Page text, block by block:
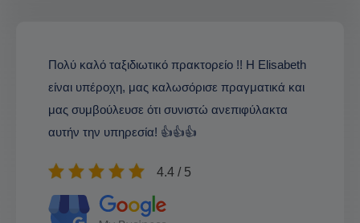
Πολύ καλό ταξιδιωτικό πρακτορείο !! Η Elisabeth
είναι υπέροχη, μας καλωσόρισε πραγματικά και
μας συμβούλευσε ότι συνιστώ ανεπιφύλακτα
αυτήν την υπηρεσία! 👍👍👍
4.4 / 5